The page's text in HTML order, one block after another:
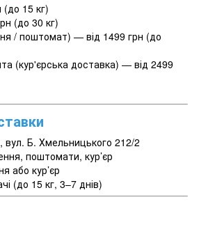
(до 15 кг)
(до 30 кг)
/ поштомат) — від 1499 грн (до
(кур'єрська доставка) — від 2499
вул. Б. Хмельницького 212/2
поштомати, кур’єр
або кур’єр
(до 15 кг, 3–7 днів)